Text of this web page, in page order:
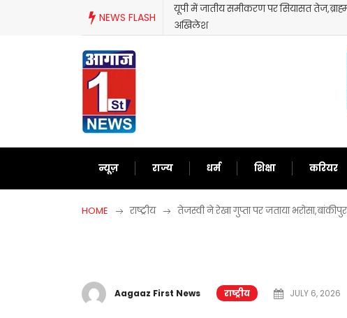
NEWS FLASH
समीकरण पर सियासत तेज,ब्राह्मणों के लिए आपस में भिड़े मायावती और
न्यूज़ राज्य धर्म शिक्षा करियर
HOME राष्ट्रीय तेजस्वी ने रेखा गुप्ता पर जताया
Aagaaz First News राष्ट्रीय JULY 6, 2026